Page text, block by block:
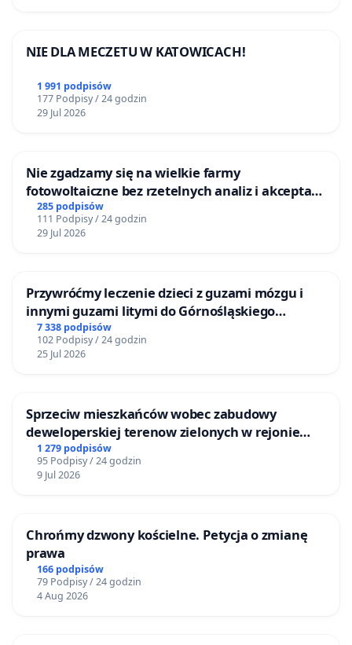
NIE DLA MECZETU W KATOWICACH!
1 991 podpisów
177 Podpisy / 24 godzin
29 Jul 2026
Nie zgadzamy się na wielkie farmy
fotowoltaiczne bez rzetelnych analiz i akceptacji
mieszkańców
285 podpisów
111 Podpisy / 24 godzin
29 Jul 2026
Przywróćmy leczenie dzieci z guzami mózgu i
innymi guzami litymi do Górnośląskiego
Centrum Zdrowia Dziecka w Katowicach
7 338 podpisów
102 Podpisy / 24 godzin
25 Jul 2026
Sprzeciw mieszkańców wobec zabudowy
deweloperskiej terenow zielonych w rejonie
Bulwarów Straceńskich w Bielsku-Białej
1 279 podpisów
95 Podpisy / 24 godzin
9 Jul 2026
Chrońmy dzwony kościelne. Petycja o zmianę
prawa
166 podpisów
79 Podpisy / 24 godzin
4 Aug 2026